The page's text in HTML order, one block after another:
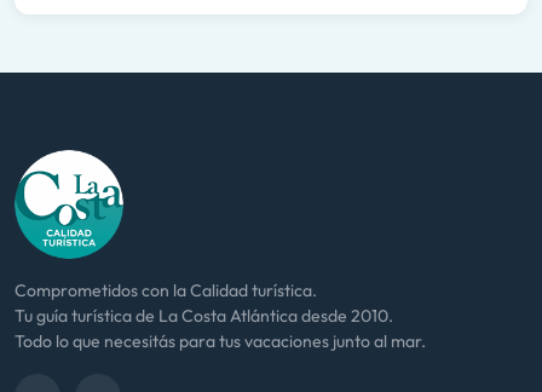
Comprometidos con la Calidad turística.
Tu guía turística de La Costa Atlántica desde 2010.
Todo lo que necesitás para tus vacaciones junto al mar.